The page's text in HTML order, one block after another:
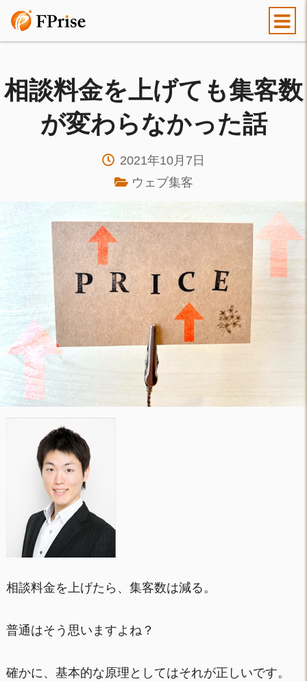
相談料金を上げても集客数
が変わらなかった話
2021年10月7日
ウェブ集客
相談料金を上げたら、集客数は減る。
普通はそう思いますよね？
確かに、基本的な原理としてはそれが正しいです。